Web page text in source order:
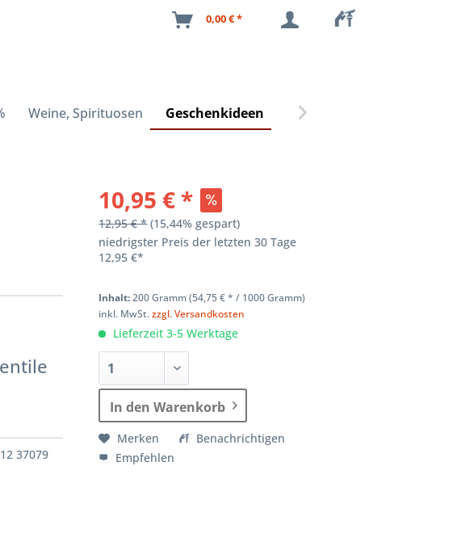
0,00 € *
Weine, Spirituosen Geschenkideen 
37079
10,95 € *
12,95 € * (15,44% gespart)
niedrigster Preis der letzten 30 Tage
12,95 €*
Inhalt:200 Gramm (54,75 €* / 1000 Gramm)
inkl. MwSt.zzgl. Versandkosten
Lieferzeit 3-5 Werktage
In den Warenkorb
Merken
Benachrichtigen
Empfehlen